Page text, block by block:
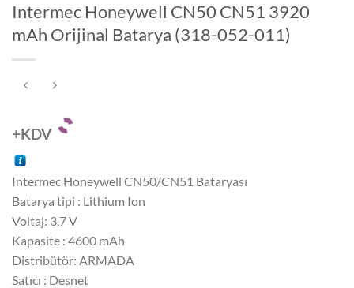
Intermec Honeywell CN50 CN51 3920
mAh Orijinal Batarya (318-052-011)
+KDV
Intermec Honeywell CN50/CN51 Bataryası
Batarya tipi : Lithium Ion
Voltaj: 3.7 V
Kapasite : 4600 mAh
Distribütör: ARMADA
Satıcı : Desnet